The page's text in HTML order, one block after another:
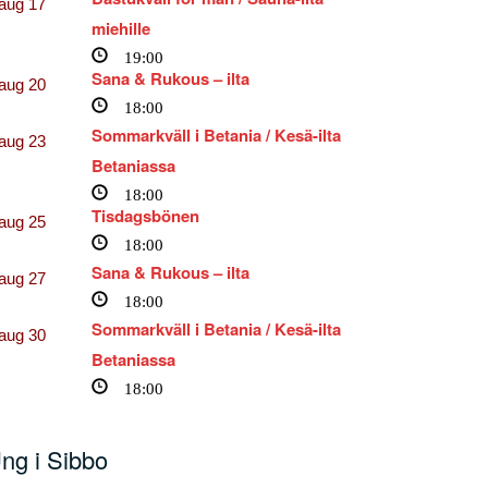
17
miehille
19:00
20 Sana & Rukous – ilta
18:00
23
Sommarkväll i Betania / Kesä-ilta
Betaniassa
18:00
25 Tisdagsbönen
18:00
27 Sana & Rukous – ilta
18:00
30
Sommarkväll i Betania / Kesä-ilta
Betaniassa
18:00
i Sibbo